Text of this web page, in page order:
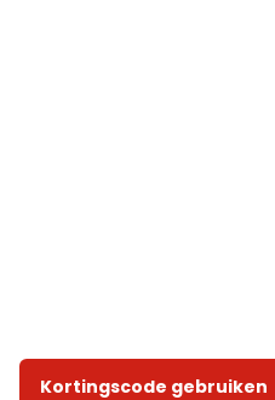
Kortingscode gebruiken